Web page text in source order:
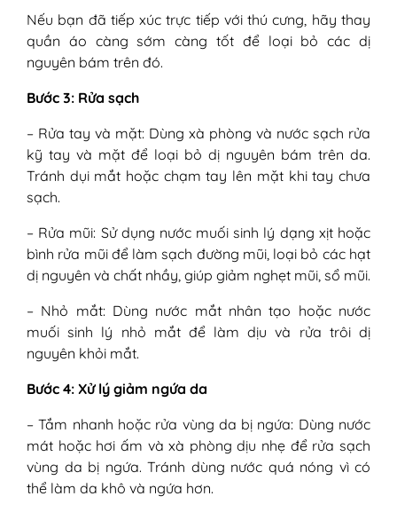
Nếu bạn đã tiếp xúc trực tiếp với thú cưng, hãy thay
quần áo càng sớm càng tốt để loại bỏ các dị
nguyên bám trên đó.
Bước 3: Rửa sạch
– Rửa tay và mặt: Dùng xà phòng và nước sạch rửa
kỹ tay và mặt để loại bỏ dị nguyên bám trên da.
Tránh dụi mắt hoặc chạm tay lên mặt khi tay chưa
sạch.
– Rửa mũi: Sử dụng nước muối sinh lý dạng xịt hoặc
bình rửa mũi để làm sạch đường mũi, loại bỏ các hạt
dị nguyên và chất nhầy, giúp giảm nghẹt mũi, sổ mũi.
– Nhỏ mắt: Dùng nước mắt nhân tạo hoặc nước
muối sinh lý nhỏ mắt để làm dịu và rửa trôi dị
nguyên khỏi mắt.
Bước 4: Xử lý giảm ngứa da
– Tắm nhanh hoặc rửa vùng da bị ngứa: Dùng nước
mát hoặc hơi ấm và xà phòng dịu nhẹ để rửa sạch
vùng da bị ngứa. Tránh dùng nước quá nóng vì có
thể làm da khô và ngứa hơn.